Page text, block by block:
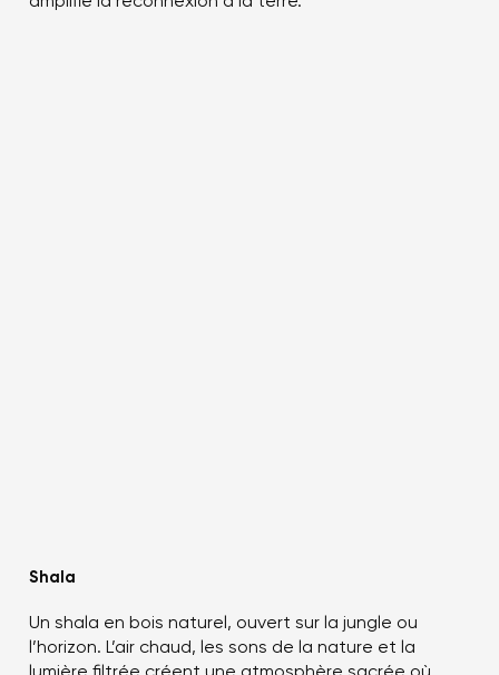
Shala
Un shala en bois naturel, ouvert sur la jungle ou
l’horizon. L’air chaud, les sons de la nature et la